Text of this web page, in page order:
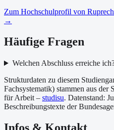
Zum Hochschulprofil von
→
Häufige Fragen
Welchen Abschluss erreiche
Strukturdaten zu diesem
Fachsystematik) stammen aus der
für Arbeit – studisu. Datenstand:
Beschreibungstexte der